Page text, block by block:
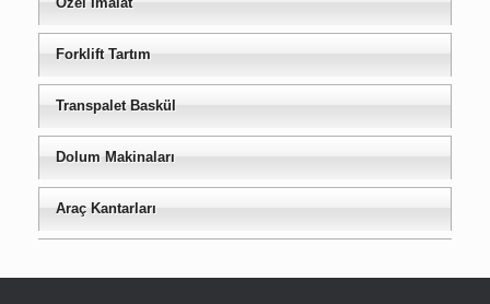
Forklift Tartım
Transpalet Baskül
Dolum Makinaları
Araç Kantarları